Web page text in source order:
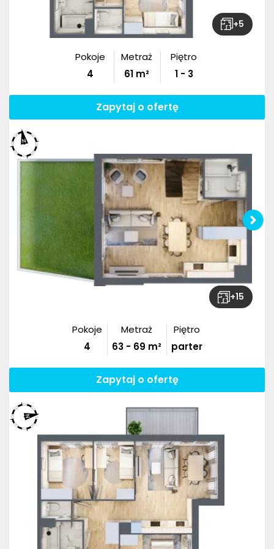
+5
Pokoje
4
Metraż
61 m²
Piętro
1 - 3
Zapytaj o ofertę
+15
Pokoje
4
Metraż
63 - 69 m²
Piętro
parter
Zapytaj o ofertę